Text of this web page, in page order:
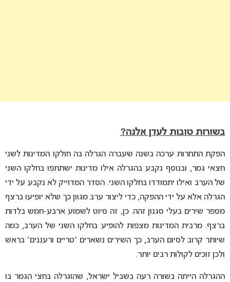
בשורות טובות לעדן אלנה?
הפקת התחרות ערכה בשנה שעברה הגרלה בה חולקו המדינות לשני
חצאי גמר, ובנוסף נקבע בהגרלה אילו מדינות ישתתפו בחלקו השני
של הערב ואילו יתמודדו בחלקו השני. הסדר המדוייק לא נקבע על ידי
הגרלה אלא על ידי ההפקה, כדי ליצור ערב מגוון כך שלא יופיעו ברצף
מספר שירים בעלי סגנון זהה. כן, זה סיוט לשמוע ארבע-חמש בלדות
ברצף. מרבית המדינות מצפות להופיע בחלקו השני של הערב, כמה
שיותר קרוב לסיום הערב, כך השירים נשארים “טריים ורעננים” בראש
ולכן זוכים לקולות רבים יותר.
ההגרלה הייתה בשורה רעה בשביל ישראל, שהוגרלה בחצי הגמר בו